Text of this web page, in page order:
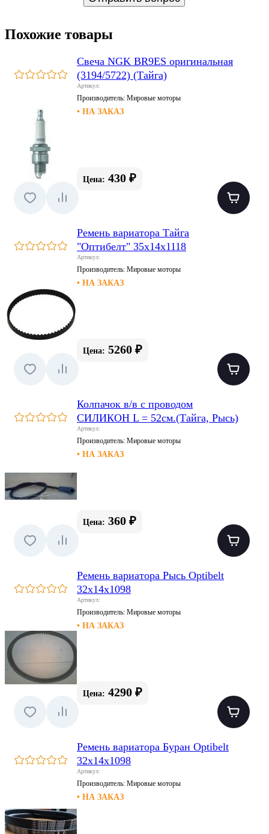
Похожие товары
Свеча NGK BR9ES оригинальная
(3194/5722) (Тайга)
Артикул:
Производитель: Мировые моторы
• НА ЗАКАЗ
Цена: 430 ₽
Ремень вариатора Тайга
"Оптибелт" 35х14х1118
Артикул:
Производитель: Мировые моторы
• НА ЗАКАЗ
Цена: 5260 ₽
Колпачок в/в с проводом
СИЛИКОН L = 52см.(Тайга, Рысь)
Артикул:
Производитель: Мировые моторы
• НА ЗАКАЗ
Цена: 360 ₽
Ремень вариатора Рысь Optibelt
32х14х1098
Артикул:
Производитель: Мировые моторы
• НА ЗАКАЗ
Цена: 4290 ₽
Ремень вариатора Буран Optibelt
32х14х1098
Артикул:
Производитель: Мировые моторы
• НА ЗАКАЗ